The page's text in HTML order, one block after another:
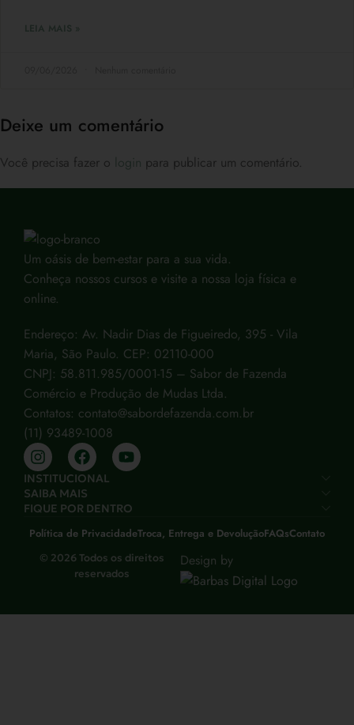
LEIA MAIS »
Deixe um comentário
Você precisa fazer o login para publicar um comentário.
Um oásis de bem-estar para a sua vida.
Conheça nossos cursos e visite a nossa loja física e
online.
Endereço: Av. Nadir Dias de Figueiredo, 395 - Vila
Maria, São Paulo. CEP: 02110-000
CNPJ: 58.811.985/0001-15 – Sabor de Fazenda
Comércio e Produção de Mudas Ltda.
Contatos: contato@sabordefazenda.com.br
(11) 93489-1008
INSTITUCIONAL
SAIBA MAIS
FIQUE POR DENTRO
© 2026 Todos os direitos
reservados
Design by
Política de PrivacidadeTroca, Entrega e DevoluçãoFAQsContato